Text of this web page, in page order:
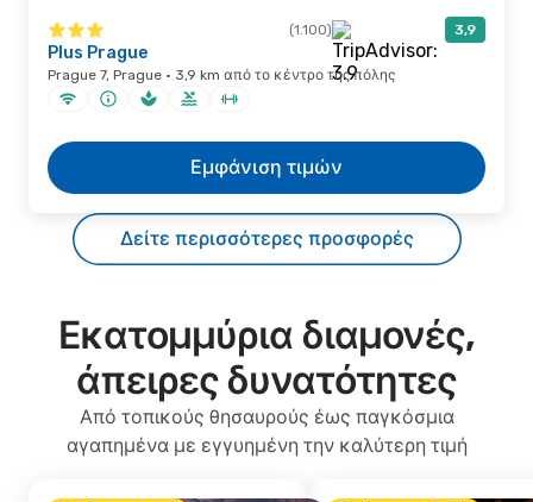
(1.100) 3,9
Plus Prague
Prague 7, Prague · 3,9 km από το κέντρο της πόλης
Εμφάνιση τιμών
Δείτε περισσότερες προσφορές
Εκατομμύρια διαμονές,
άπειρες δυνατότητες
Από τοπικούς θησαυρούς έως παγκόσμια
αγαπημένα με εγγυημένη την καλύτερη τιμή